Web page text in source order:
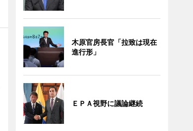
木原官房長官「拉致は現在
進行形」
ＥＰＡ視野に議論継続